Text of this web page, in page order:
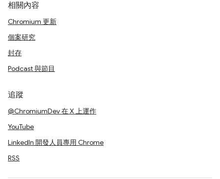
相關內容
Chromium 更新
個案研究
封存
Podcast 與節目
追蹤
@ChromiumDev 在 X 上運作
YouTube
LinkedIn 開發人員專用 Chrome
RSS